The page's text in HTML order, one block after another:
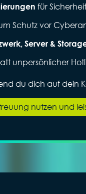
für
Schutz vor
Server &
unpersönlicher
du dich auf dein
nutzen und